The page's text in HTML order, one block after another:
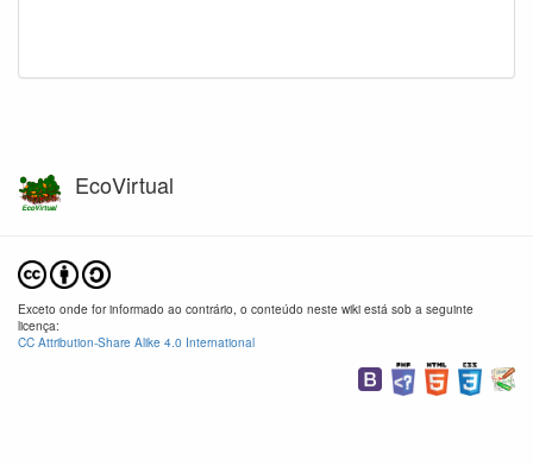
EcoVirtual
Exceto onde for informado ao contrário, o conteúdo neste wiki está sob a seguinte
licença:
CC Attribution-Share Alike 4.0 International